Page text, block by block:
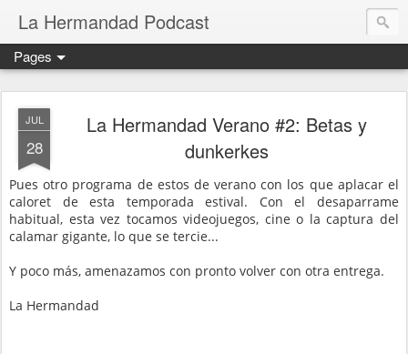
La Hermandad Podcast
Pages
JUL
28
La Hermandad Verano #2: Betas y
dunkerkes
Pues otro programa de estos de verano con los que aplacar el
caloret de esta temporada estival. Con el desaparrame
habitual, esta vez tocamos videojuegos, cine o la captura del
calamar gigante, lo que se tercie...
Y poco más, amenazamos con pronto volver con otra entrega.
La Hermandad